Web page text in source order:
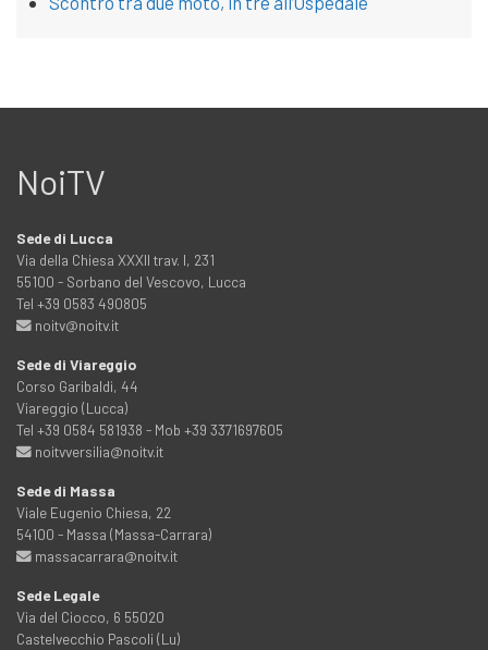
NoiTV
Sede di Lucca
Via della Chiesa XXXII trav. I, 231
55100 - Sorbano del Vescovo, Lucca
Tel +39 0583 490805
noitv@noitv.it
Sede di Viareggio
Corso Garibaldi, 44
Viareggio (Lucca)
Tel +39 0584 581938 - Mob +39 3371697605
noitvversilia@noitv.it
Sede di Massa
Viale Eugenio Chiesa, 22
54100 - Massa (Massa-Carrara)
massacarrara@noitv.it
Sede Legale
Via del Ciocco, 6 55020
Castelvecchio Pascoli (Lu)